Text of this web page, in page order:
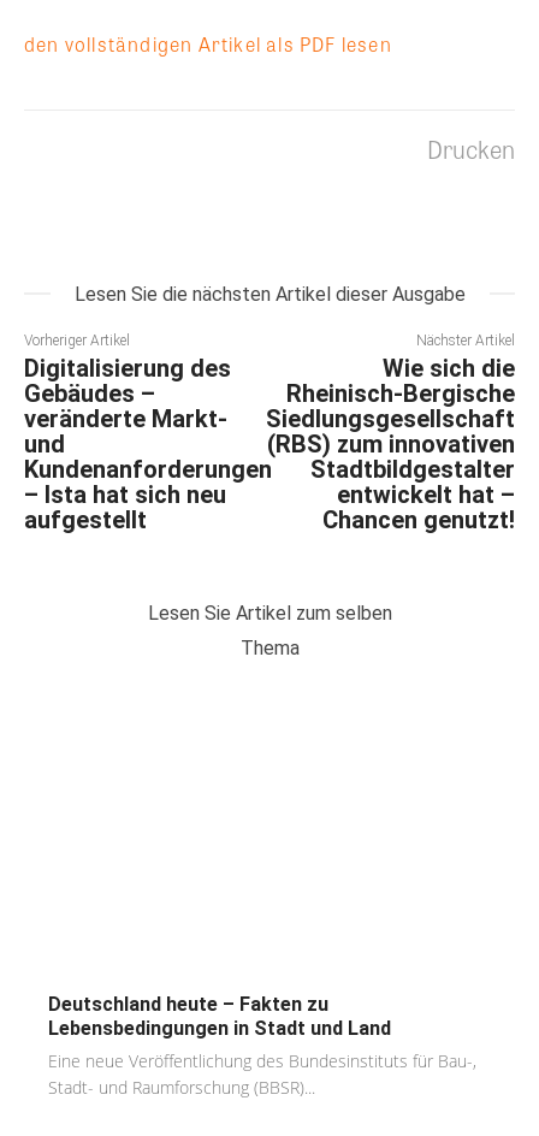
den vollständigen Artikel als PDF lesen
Drucken
Lesen Sie die nächsten Artikel dieser Ausgabe
Vorheriger Artikel
Digitalisierung des
Gebäudes –
veränderte Markt-
und
Kundenanforderungen
– Ista hat sich neu
aufgestellt
Nächster Artikel
Wie sich die
Rheinisch-Bergische
Siedlungsgesellschaft
(RBS) zum innovativen
Stadtbildgestalter
entwickelt hat –
Chancen genutzt!
Lesen Sie Artikel zum selben
Thema
Deutschland heute – Fakten zu
Lebensbedingungen in Stadt und Land
Eine neue Veröffentlichung des Bundesinstituts für Bau-,
Stadt- und Raumforschung (BBSR)...